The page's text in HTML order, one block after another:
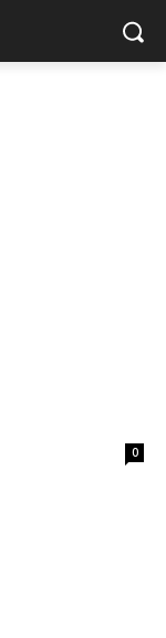
0